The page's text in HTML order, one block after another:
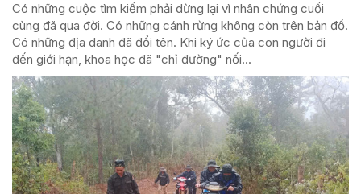
Có những cuộc tìm kiếm phải dừng lại vì nhân chứng cuối
cùng đã qua đời. Có những cánh rừng không còn trên bản đồ.
Có những địa danh đã đổi tên. Khi ký ức của con người đi
đến giới hạn, khoa học đã "chỉ đường" nối...